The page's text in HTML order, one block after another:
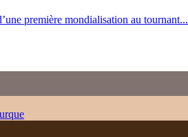
première mondialisation au tournant...